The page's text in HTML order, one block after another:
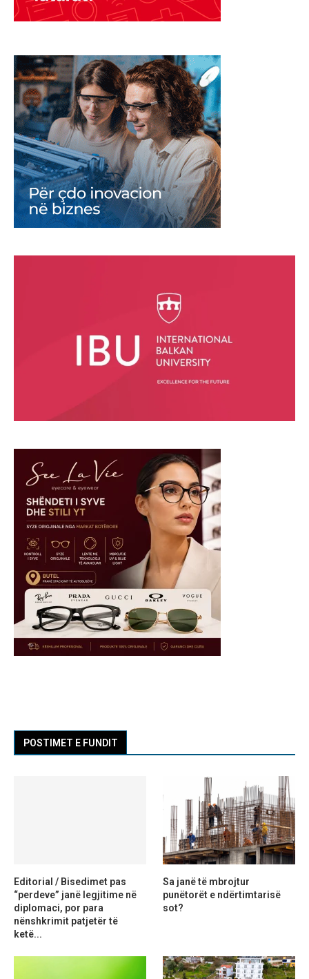
POSTIMET E FUNDIT
Editorial / Bisedimet pas
“perdeve” janë legjitime në
diplomaci, por para
nënshkrimit patjetër të
ketë...
Sa janë të mbrojtur
punëtorët e ndërtimtarisë
sot?